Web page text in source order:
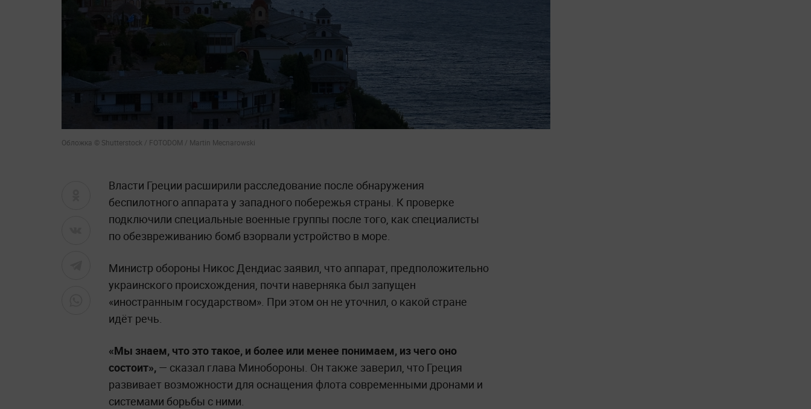
Обложка © Shutterstock / FOTODOM / Martin Mecnarowski
Власти Греции расширили расследование после обнаружения
беспилотного аппарата у западного побережья страны. К проверке
подключили специальные военные группы после того, как специалисты
по обезвреживанию бомб взорвали устройство в море.
Министр обороны Никос Дендиас заявил, что аппарат, предположительно
украинского происхождения, почти наверняка был запущен
«иностранным государством». При этом он не уточнил, о какой стране
идёт речь.
«Мы знаем, что это такое, и более или менее понимаем, из чего оно
состоит», — сказал глава Минобороны. Он также заверил, что Греция
развивает возможности для оснащения флота современными дронами и
системами борьбы с ними.